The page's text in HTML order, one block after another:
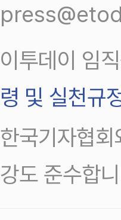
이투데이 임
령 및 실천규
한국기자협
강도 준수합